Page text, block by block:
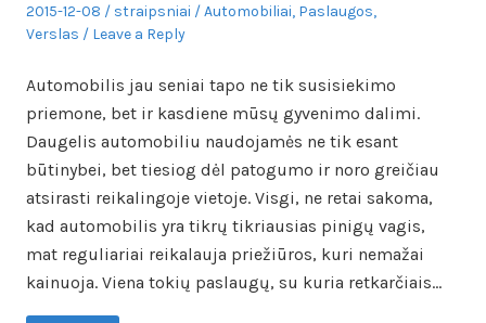
Posted
on
2015-12-08 Author
straipsniai
Posted
Automobiliai, Paslaugos,
Verslas
Leave a Reply
Automobilis jau seniai tapo ne tik susisiekimo
priemone, bet ir kasdiene mūsų gyvenimo dalimi.
Daugelis automobiliu naudojamės ne tik esant
būtinybei, bet tiesiog dėl patogumo ir noro greičiau
atsirasti reikalingoje vietoje. Visgi, ne retai sakoma,
kad automobilis yra tikrų tikriausias pinigų vagis,
mat reguliariai reikalauja priežiūros, kuri nemažai
kainuoja. Viena tokių paslaugų, su kuria retkarčiais…